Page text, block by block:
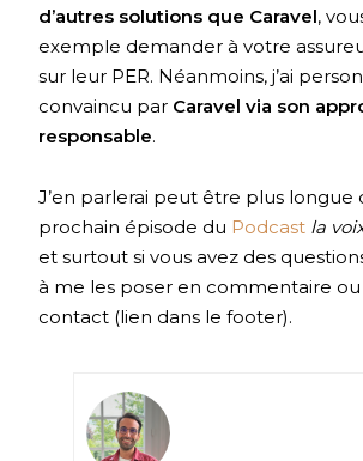
d’autres solutions que Caravel,
exemple demander à votre
sur leur PER. Néanmoins, j’ai
convaincu par Caravel via son
responsable.
J’en parlerai peut être plus longue
prochain épisode du Podcast la
et surtout si vous avez des
à me les poser en commentaire
contact (lien dans le footer).